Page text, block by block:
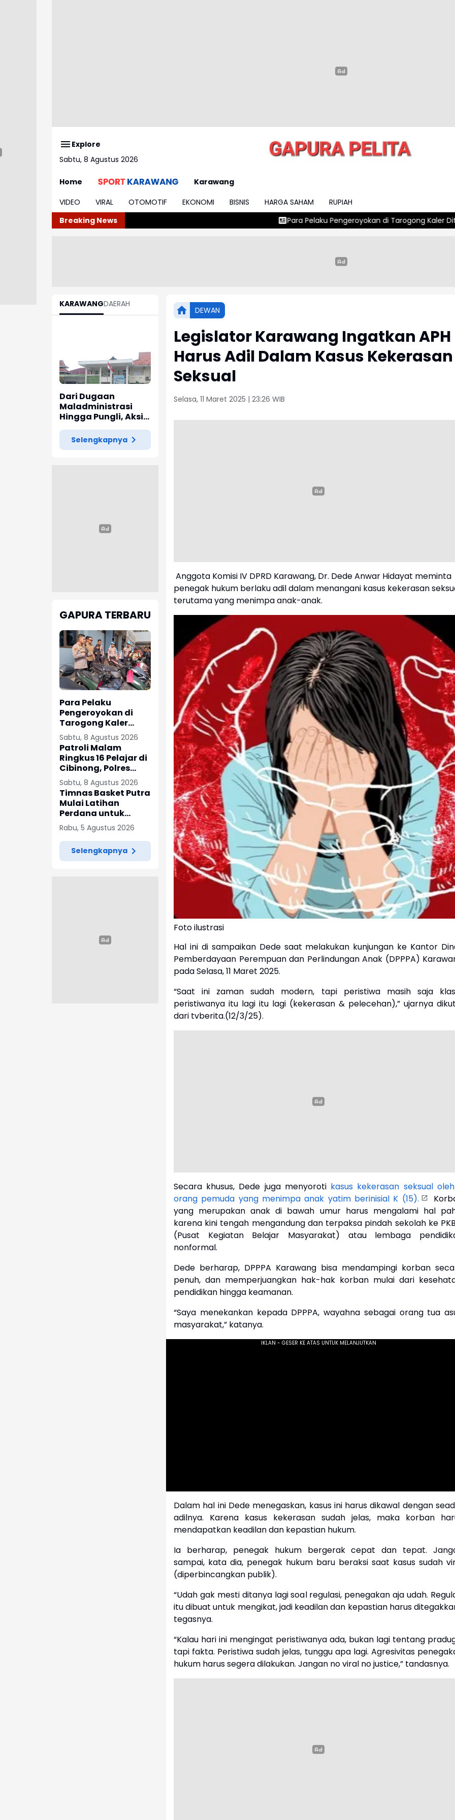
Explore
Sabtu, 8 Agustus 2026
Home
Karawang
VIDEO
VIRAL OTOMOTIF EKONOMI BISNIS HARGA SAHAM
RUPIAH
Breaking News
Para Pelaku Pengeroyokan di Tarogong Kaler Ditangkap Patroli
KARAWANGDAERAH
Dari Dugaan
Maladministrasi
Hingga Pungli, Aksi
Demo Puga Hilal
Bayhaqie Seorang
Diri di Kementerian
Selengkapnya
GAPURA TERBARU
Para Pelaku
Pengeroyokan di
Tarogong Kaler
Ditangkap
Sabtu, 8 Agustus 2026
Patroli Malam
Ringkus 16 Pelajar di
Cibinong, Polres
Bogor Berhasil
Gagalkan Aksi
Tawuran dan Sita
Sajam
Sabtu, 8 Agustus 2026
Timnas Basket Putra
Mulai Latihan
Perdana untuk
Kualifikasi Asia
Rabu, 5 Agustus 2026
Selengkapnya
DEWAN
Legislator Karawang Ingatkan APH
Harus Adil Dalam Kasus Kekerasan
Seksual
Selasa, 11 Maret 2025 | 23:26 WIB
Anggota Komisi IV DPRD Karawang, Dr. Dede Anwar Hidayat meminta
penegak hukum berlaku adil dalam menangani kasus kekerasan
terutama yang menimpa anak-anak.
Foto ilustrasi
Hal ini di sampaikan Dede saat melakukan kunjungan ke Kantor
Pemberdayaan Perempuan dan Perlindungan Anak (DPPPA)
pada Selasa, 11 Maret 2025.
“Saat ini zaman sudah modern, tapi peristiwa masih saja
peristiwanya itu lagi itu lagi (kekerasan & pelecehan),” ujarnya
dari tvberita.(12/3/25).
Secara khusus, Dede juga menyoroti kasus kekerasan seksual
orang pemuda yang menimpa anak yatim berinisial K (15).
yang merupakan anak di bawah umur harus mengalami hal
karena kini tengah mengandung dan terpaksa pindah sekolah ke
(Pusat Kegiatan Belajar Masyarakat) atau lembaga
nonformal.
Dede berharap, DPPPA Karawang bisa mendampingi korban
penuh, dan memperjuangkan hak-hak korban mulai dari
pendidikan hingga keamanan.
“Saya menekankan kepada DPPPA, wayahna sebagai orang tua
masyarakat,” katanya.
Dalam hal ini Dede menegaskan, kasus ini harus dikawal dengan
adilnya. Karena kasus kekerasan sudah jelas, maka korban
mendapatkan keadilan dan kepastian hukum.
Ia berharap, penegak hukum bergerak cepat dan tepat.
sampai, kata dia, penegak hukum baru beraksi saat kasus sudah
(diperbincangkan publik).
“Udah gak mesti ditanya lagi soal regulasi, penegakan aja udah.
itu dibuat untuk mengikat, jadi keadilan dan kepastian harus
tegasnya.
“Kalau hari ini mengingat peristiwanya ada, bukan lagi tentang
tapi fakta. Peristiwa sudah jelas, tunggu apa lagi. Agresivitas
hukum harus segera dilakukan. Jangan no viral no justice,” tandasnya.
Amankan Tiket 16 Besar
Canadian Open
Indonesia Gagal Total Lolos